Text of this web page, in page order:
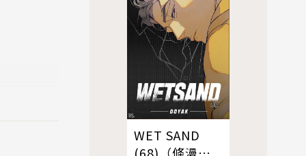
WET SAND